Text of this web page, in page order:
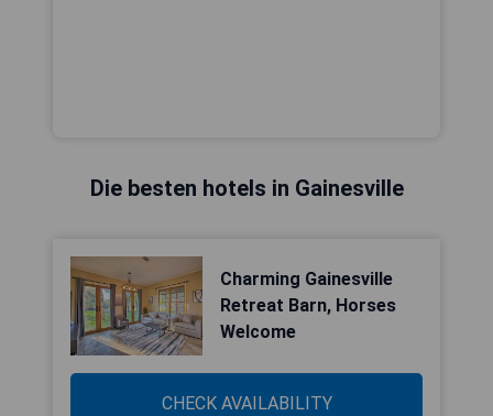
Die besten hotels in Gainesville
Charming Gainesville
Retreat Barn, Horses
Welcome
CHECK AVAILABILITY